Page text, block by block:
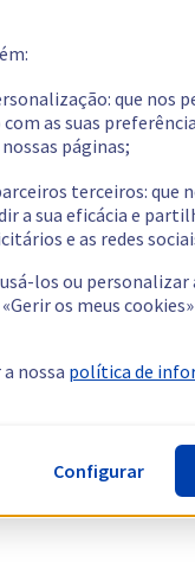
que nos
as suas
páginas;
terceiros: que
a sua eficácia e
e as redes
los ou personalizar
os meus
nossa política de
Configurar